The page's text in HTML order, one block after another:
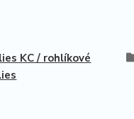
KC / rohlíkové